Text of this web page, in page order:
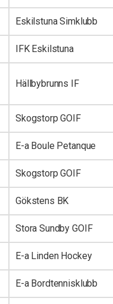
Eskilstuna Simklubb
IFK Eskilstuna
Hällbybrunns IF
Skogstorp GOIF
E-a Boule Petanque
Skogstorp GOIF
Gökstens BK
Stora Sundby GOIF
E-a Linden Hockey
E-a Bordtennisklubb